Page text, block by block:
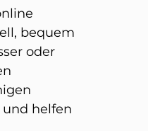
bequem
oder
helfen